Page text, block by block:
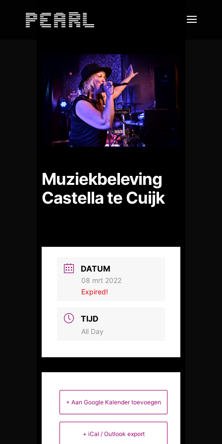
Muziekbeleving
Castella te Cuijk
DATUM
08 mrt 2022
Expired!
TIJD
All Day
+ Aan Google Kalender toevoegen
+ iCal / Outlook export